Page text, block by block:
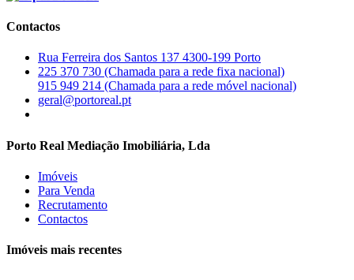
Contactos
Rua Ferreira dos Santos 137 4300-199 Porto
225 370 730 (Chamada para a rede fixa nacional)
915 949 214 (Chamada para a rede móvel nacional)
geral@portoreal.pt
Porto Real Mediação Imobiliária, Lda
Imóveis
Para Venda
Recrutamento
Contactos
Imóveis mais recentes